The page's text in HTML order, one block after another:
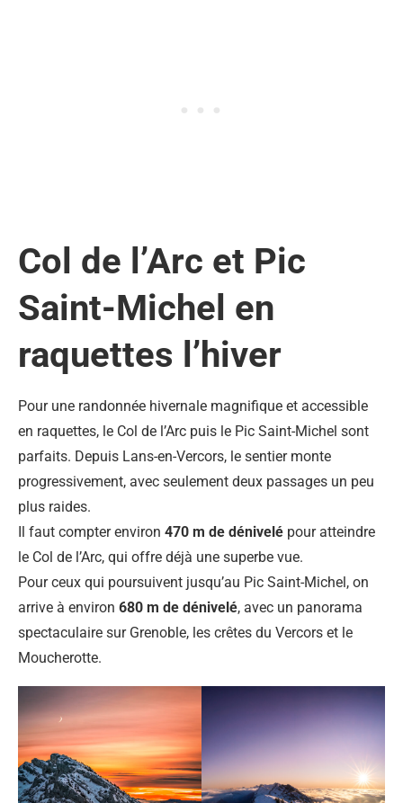
Col de l’Arc et Pic
Saint-Michel en
raquettes l’hiver
Pour une randonnée hivernale magnifique et accessible
en raquettes, le Col de l’Arc puis le Pic Saint-Michel sont
parfaits. Depuis Lans-en-Vercors, le sentier monte
progressivement, avec seulement deux passages un peu
plus raides.
Il faut compter environ 470 m de dénivelé pour atteindre
le Col de l’Arc, qui offre déjà une superbe vue.
Pour ceux qui poursuivent jusqu’au Pic Saint-Michel, on
arrive à environ 680 m de dénivelé, avec un panorama
spectaculaire sur Grenoble, les crêtes du Vercors et le
Moucherotte.